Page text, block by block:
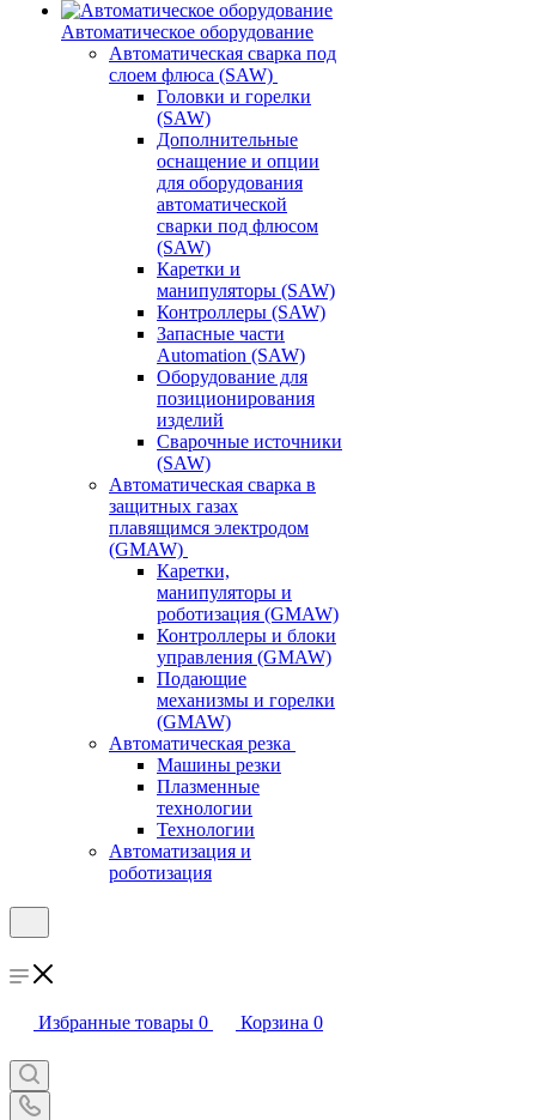
Автоматическое оборудование
Автоматическая сварка под
слоем флюса (SAW)
Головки и горелки
(SAW)
Дополнительные
оснащение и опции
для оборудования
автоматической
сварки под флюсом
(SAW)
Каретки и
манипуляторы (SAW)
Контроллеры (SAW)
Запасные части
Automation (SAW)
Оборудование для
позиционирования
изделий
Сварочные источники
(SAW)
Автоматическая сварка в
защитных газах
плавящимся электродом
(GMAW)
Каретки,
манипуляторы и
роботизация (GMAW)
Контроллеры и блоки
управления (GMAW)
Подающие
механизмы и горелки
(GMAW)
Автоматическая резка
Машины резки
Плазменные
технологии
Технологии
Автоматизация и
роботизация
Избранные товары 0 Корзина 0